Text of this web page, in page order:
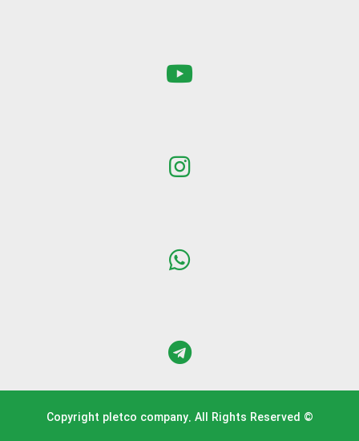
© Copyright pletco company. All Rights Reserved